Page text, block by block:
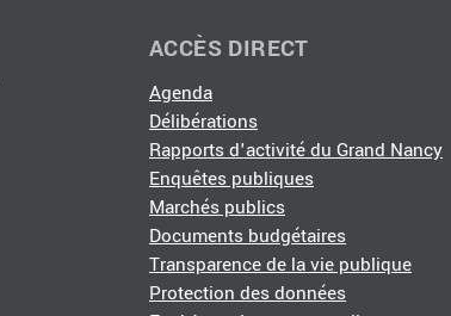
ACCÈS DIRECT
Agenda
Délibérations
Rapports d'activité du Grand Nancy
Enquêtes publiques
Marchés publics
Documents budgétaires
Transparence de la vie publique
Protection des données